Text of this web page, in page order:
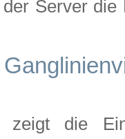
Server
zeigt die